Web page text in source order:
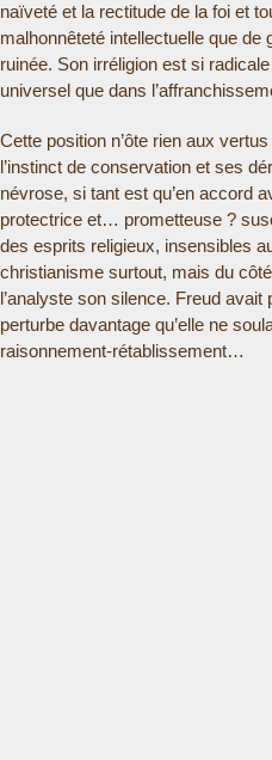
naïveté et la rectitude de la foi et
malhonnêteté intellectuelle que de
ruinée. Son irréligion est si
universel que dans
Cette position n’ôte rien aux
l’instinct de conservation et ses
névrose, si tant est qu’en accord
protectrice et… prometteuse ?
des esprits religieux, insensibles
christianisme surtout, mais du
l’analyste son silence. Freud avait
perturbe davantage qu’elle ne
raisonnement-rétablissement…